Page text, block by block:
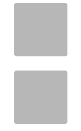
WAHANANEWS